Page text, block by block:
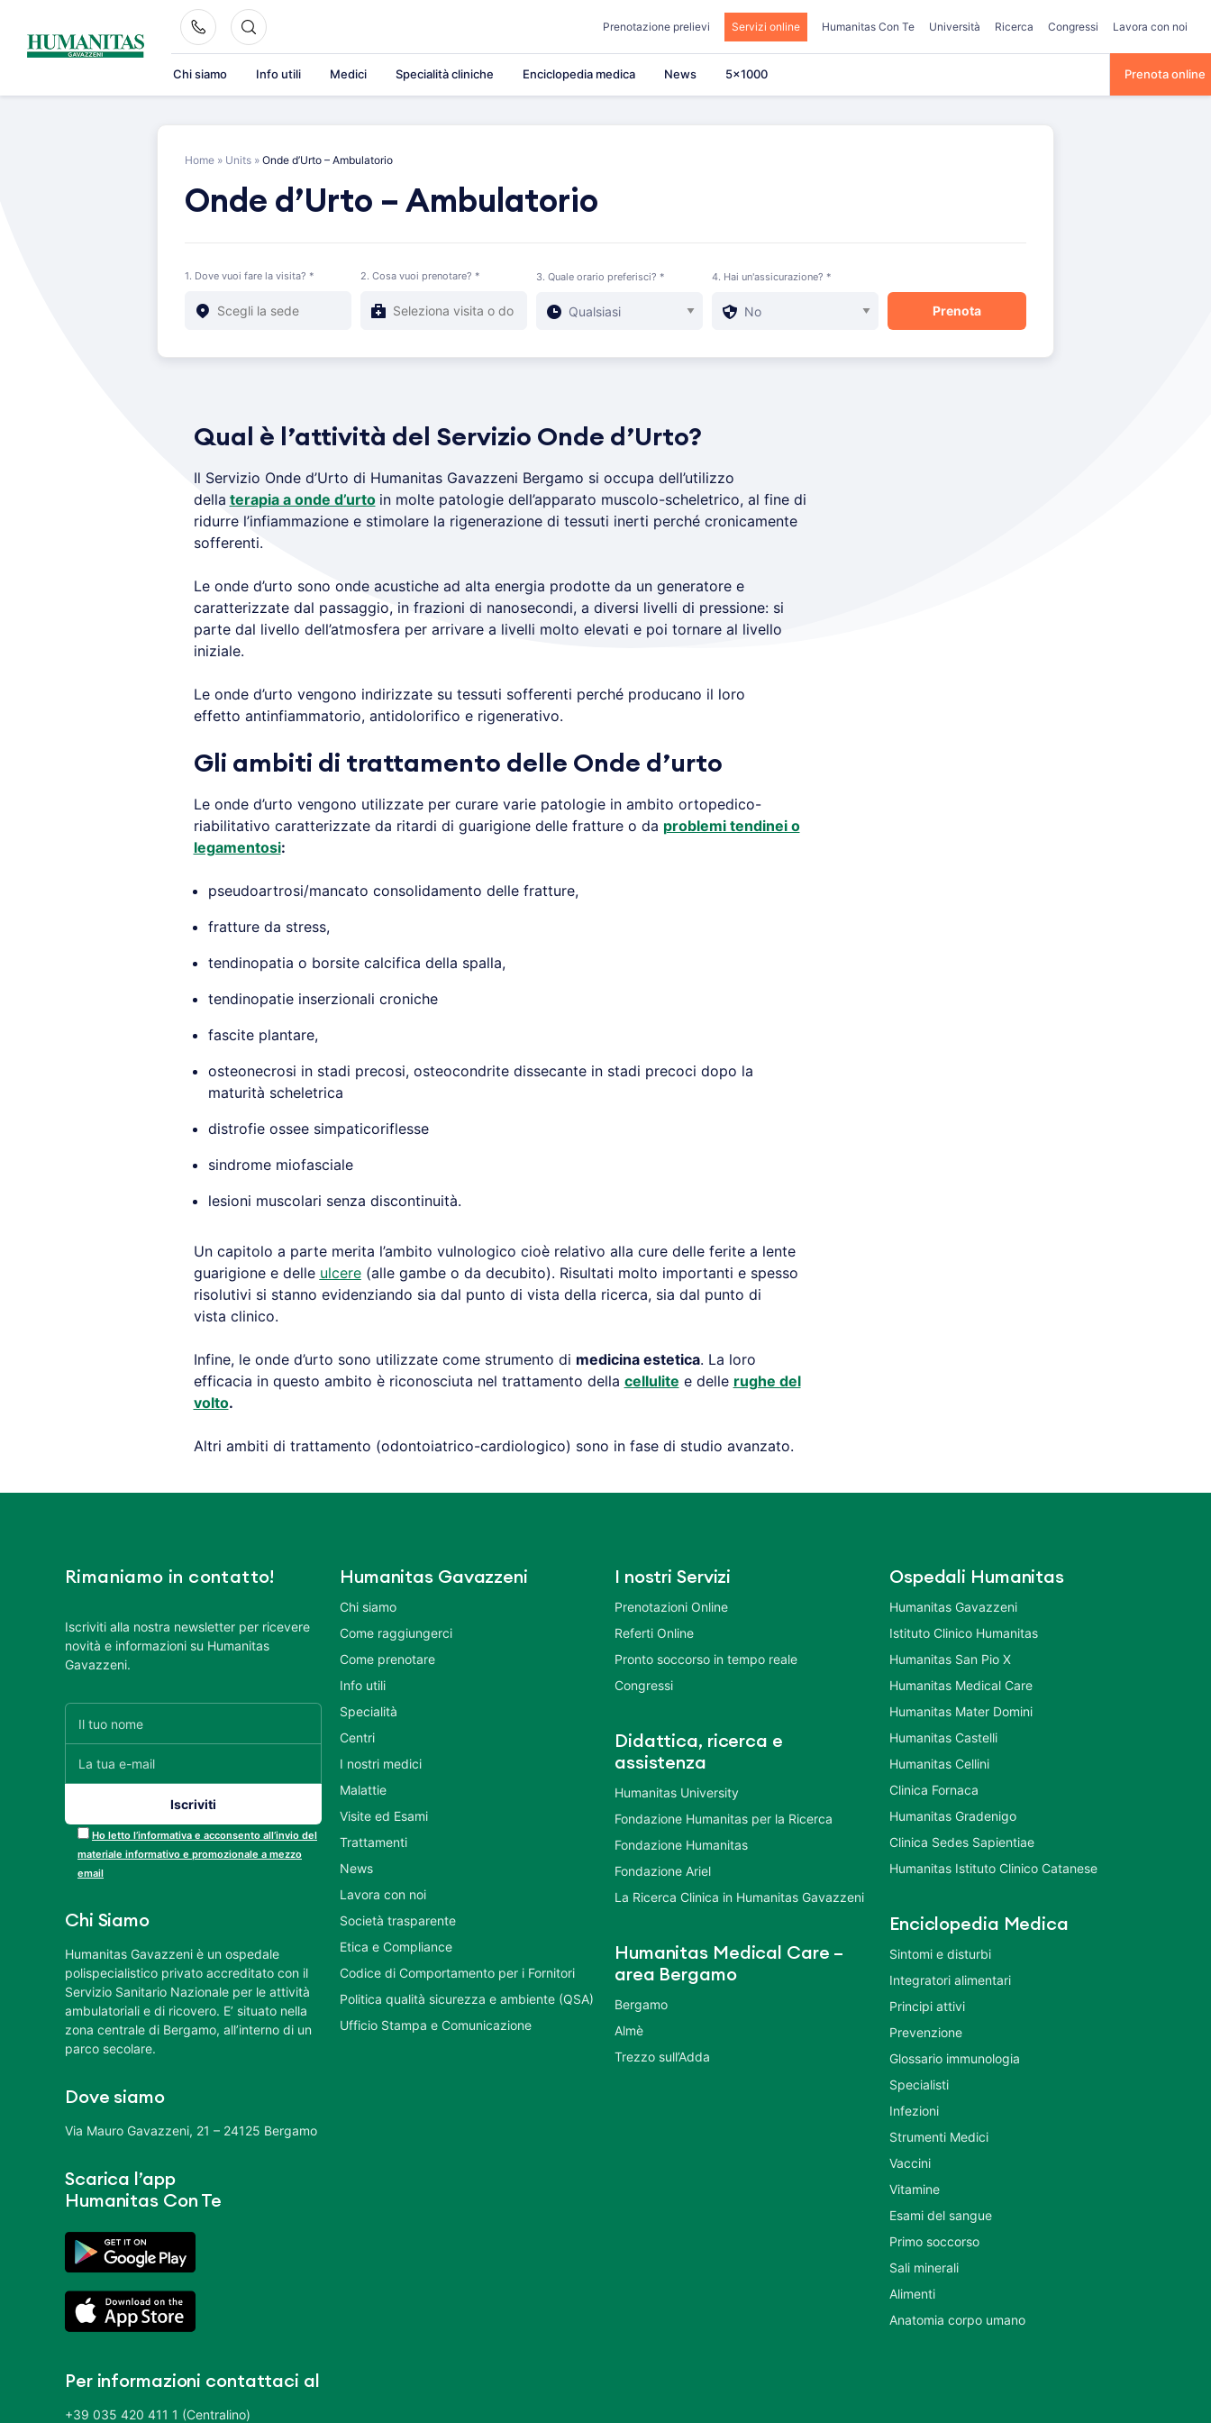
content
Prenotazione prelievi Servizi online Humanitas Con Te Università Ricerca Congressi Lavora con noi
Chi siamo Info utili Medici Specialità cliniche Enciclopedia medica News 5×1000 Prenota online
Home » Units » Onde d’Urto – Ambulatorio
Onde d’Urto – Ambulatorio
1. Dove vuoi fare la visita? * 2. Cosa vuoi prenotare? * 3. Quale orario preferisci? * 4. Hai un'assicurazione? *
Qual è l’attività del Servizio Onde d’Urto?
Il Servizio Onde d’Urto di Humanitas Gavazzeni Bergamo si occupa dell’utilizzo
della terapia a onde d’urto in molte patologie dell’apparato muscolo-scheletrico, al fine di
ridurre l’infiammazione e stimolare la rigenerazione di tessuti inerti perché cronicamente
sofferenti.
Le onde d’urto sono onde acustiche ad alta energia prodotte da un generatore e
caratterizzate dal passaggio, in frazioni di nanosecondi, a diversi livelli di pressione: si
parte dal livello dell’atmosfera per arrivare a livelli molto elevati e poi tornare al livello
iniziale.
Le onde d’urto vengono indirizzate su tessuti sofferenti perché producano il loro
effetto antinfiammatorio, antidolorifico e rigenerativo.
Gli ambiti di trattamento delle Onde d’urto
Le onde d’urto vengono utilizzate per curare varie patologie in ambito ortopedico-
riabilitativo caratterizzate da ritardi di guarigione delle fratture o da problemi tendinei o
legamentosi:
pseudoartrosi/mancato consolidamento delle fratture,
fratture da stress,
tendinopatia o borsite calcifica della spalla,
tendinopatie inserzionali croniche
fascite plantare,
osteonecrosi in stadi precosi, osteocondrite dissecante in stadi precoci dopo la
maturità scheletrica
distrofie ossee simpaticoriflesse
sindrome miofasciale
lesioni muscolari senza discontinuità.
Un capitolo a parte merita l’ambito vulnologico cioè relativo alla cure delle ferite a lente
guarigione e delle ulcere(alle gambe o da decubito). Risultati molto importanti e spesso
risolutivi si stanno evidenziando sia dal punto di vista della ricerca, sia dal punto di
vista clinico.
Infine, le onde d’urto sono utilizzate come strumento di medicina estetica. La loro
efficacia in questo ambito è riconosciuta nel trattamento della cellulite e delle rughe del
volto.
Altri ambiti di trattamento (odontoiatrico-cardiologico) sono in fase di studio avanzato.
Rimaniamo in contatto!
Iscriviti alla nostra newsletter per ricevere
novità e informazioni su Humanitas
Gavazzeni.
Ho letto l’informativa e acconsento all’invio del
materiale informativo e promozionale a mezzo
email
Chi Siamo
Humanitas Gavazzeni è un ospedale
polispecialistico privato accreditato con il
Servizio Sanitario Nazionale per le attività
ambulatoriali e di ricovero. E’ situato nella
zona centrale di Bergamo, all’interno di un
parco secolare.
Dove siamo
Via Mauro Gavazzeni, 21 – 24125 Bergamo
Scarica l’app
Humanitas Con Te
Per informazioni contattaci al
+39 035 420 411 1 (Centralino)
Humanitas Gavazzeni
Chi siamo
Come raggiungerci
Come prenotare
Info utili
Specialità
Centri
I nostri medici
Malattie
Visite ed Esami
Trattamenti
News
Lavora con noi
Società trasparente
Etica e Compliance
Codice di Comportamento per i Fornitori
Politica qualità sicurezza e ambiente (QSA)
Ufficio Stampa e Comunicazione
I nostri Servizi
Prenotazioni Online
Referti Online
Pronto soccorso in tempo reale
Congressi
Didattica, ricerca e
assistenza
Humanitas University
Fondazione Humanitas per la Ricerca
Fondazione Humanitas
Fondazione Ariel
La Ricerca Clinica in Humanitas Gavazzeni
Humanitas Medical Care –
area Bergamo
Bergamo
Almè
Trezzo sull’Adda
Ospedali Humanitas
Humanitas Gavazzeni
Istituto Clinico Humanitas
Humanitas San Pio X
Humanitas Medical Care
Humanitas Mater Domini
Humanitas Castelli
Humanitas Cellini
Clinica Fornaca
Humanitas Gradenigo
Clinica Sedes Sapientiae
Humanitas Istituto Clinico Catanese
Enciclopedia Medica
Sintomi e disturbi
Integratori alimentari
Principi attivi
Prevenzione
Glossario immunologia
Specialisti
Infezioni
Strumenti Medici
Vaccini
Vitamine
Esami del sangue
Primo soccorso
Sali minerali
Alimenti
Anatomia corpo umano